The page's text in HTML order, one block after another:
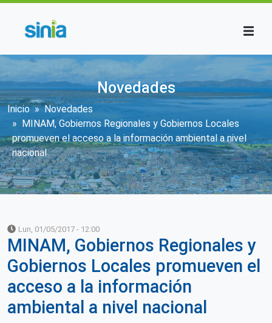
Novedades
Sobrescribir enlaces de ayuda a la
Inicio
Novedades
MINAM, Gobiernos Regionales y Gobiernos Locales
promueven el acceso a la información ambiental a nivel
nacional
Lun, 01/05/2017 - 12:00
MINAM, Gobiernos Regionales y
Gobiernos Locales promueven el
acceso a la información
ambiental a nivel nacional